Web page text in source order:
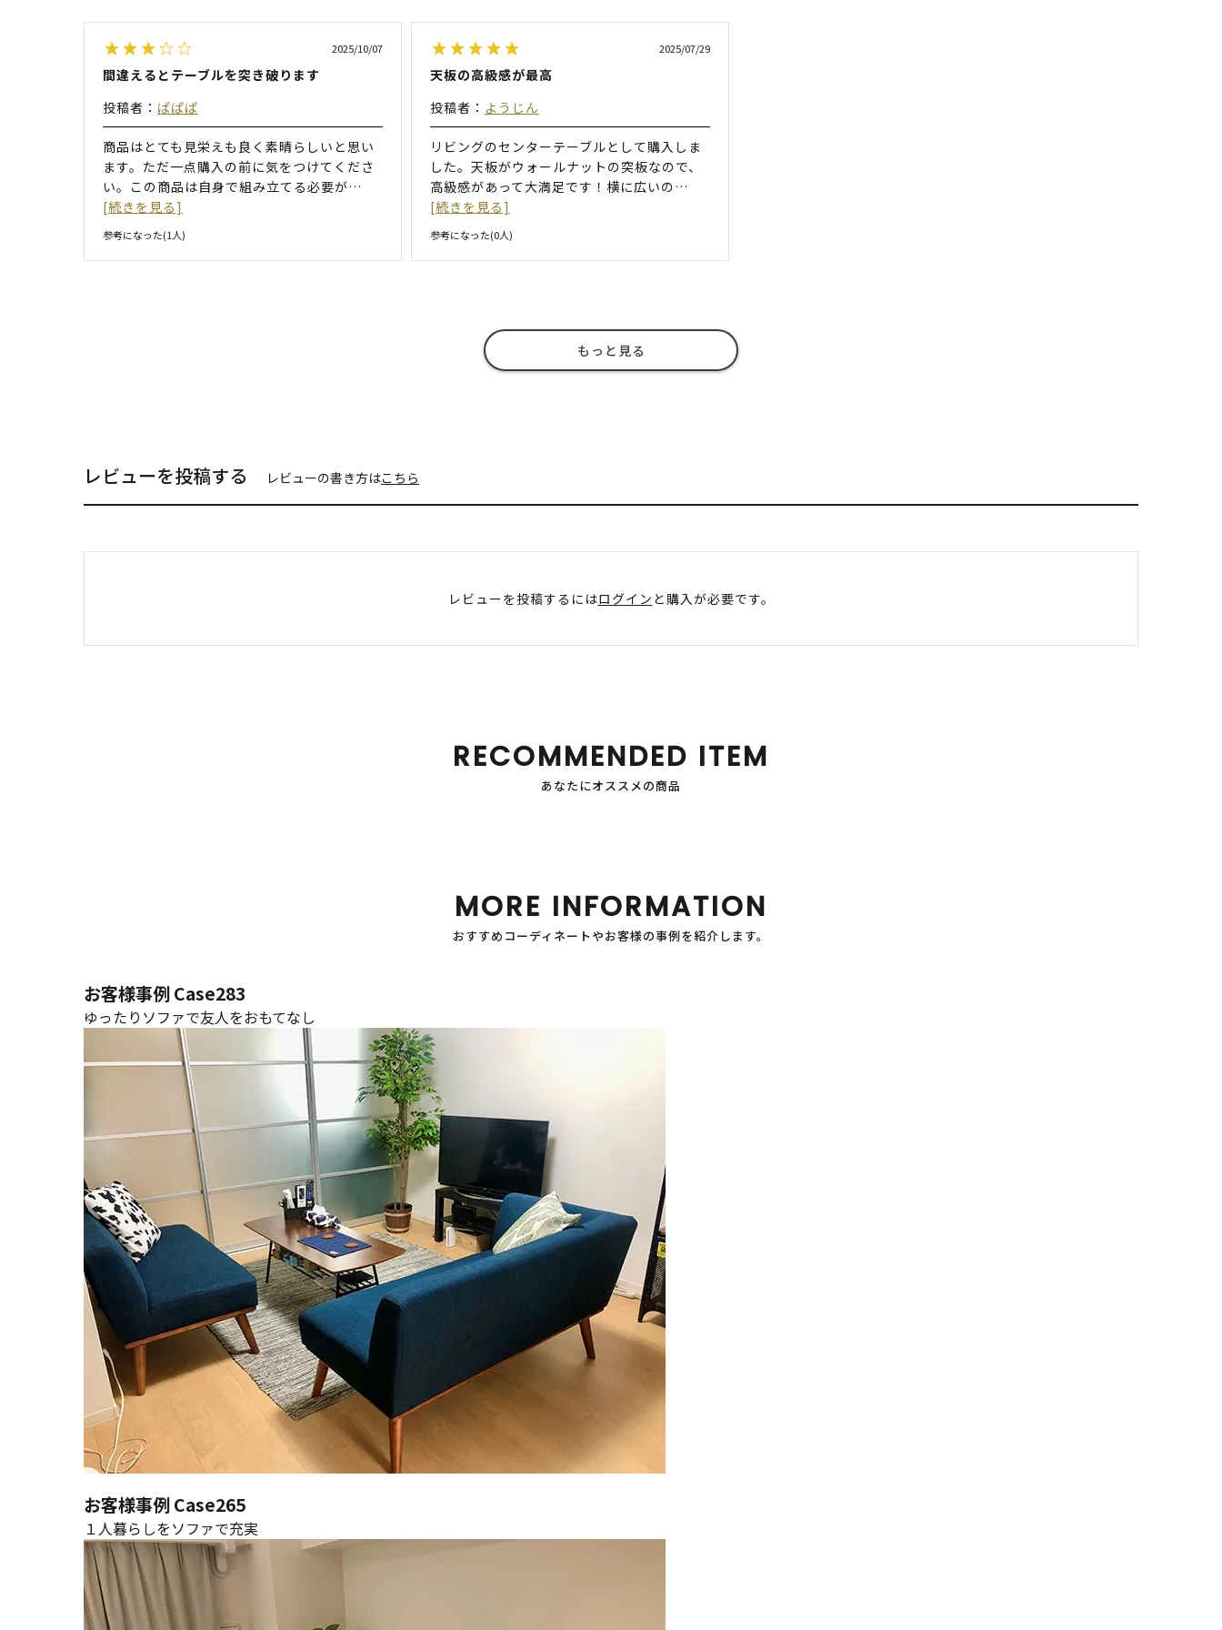
2025/10/07
間違えるとテーブルを突き破ります
投稿者： ぱぱぱ
商品はとても見栄えも良く素晴らしいと思い
ます。ただ一点購入の前に気をつけてくださ
い。この商品は自身で組み立てる必要が…
[続きを見る]
参考になった(1 人)
2025/07/29
天板の高級感が最高
投稿者： ようじん
リビングのセンターテーブルとして購入しま
した。天板がウォールナットの突板なので、
高級感があって大満足です！横に広いの…
[続きを見る]
参考になった(0人)
もっと見る
レビューを投稿する レビューの書き方はこちら
レビューを投稿するにはログイン と購入が必要です。
RECOMMENDED ITEM
あなたにオススメの商品
MORE INFORMATION
おすすめコーディネートやお客様の事例を紹介します。
お客様事例 Case283
ゆったりソファで友人をおもてなし
お客様事例 Case265
１人暮らしをソファで充実